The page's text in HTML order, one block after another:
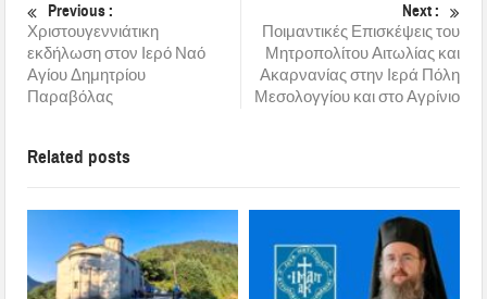
Previous :
Χριστουγεννιάτικη
εκδήλωση στον Ιερό Ναό
Αγίου Δημητρίου
Παραβόλας
Next :
Ποιμαντικές Επισκέψεις του
Μητροπολίτου Αιτωλίας και
Ακαρνανίας στην Ιερά Πόλη
Μεσολογγίου και στο Αγρίνιο
Related posts